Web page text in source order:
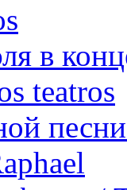
в
teatros